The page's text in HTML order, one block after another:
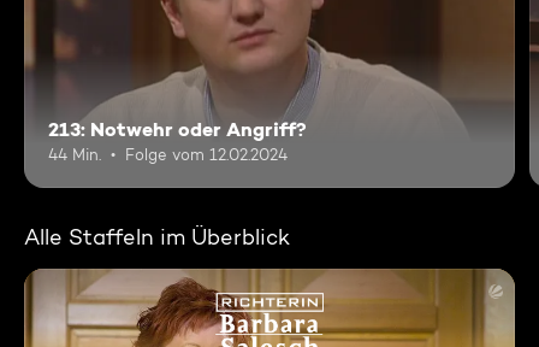
213: Notwehr oder Angriff?
44 Min. Folge vom 12.02.2024
Alle Staffeln im Überblick